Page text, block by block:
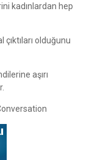
kadınlardan hep
olduğunu
aşırı